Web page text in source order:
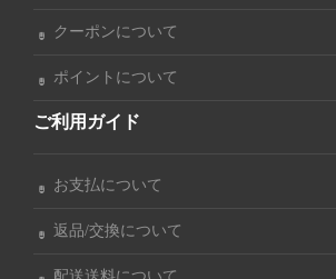
クーポンについて
ポイントについて
ご利用ガイド
お支払について
返品/交換について